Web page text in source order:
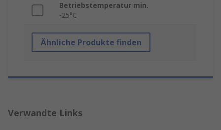
Betriebstemperatur min.
-25°C
Ähnliche Produkte finden
Verwandte Links